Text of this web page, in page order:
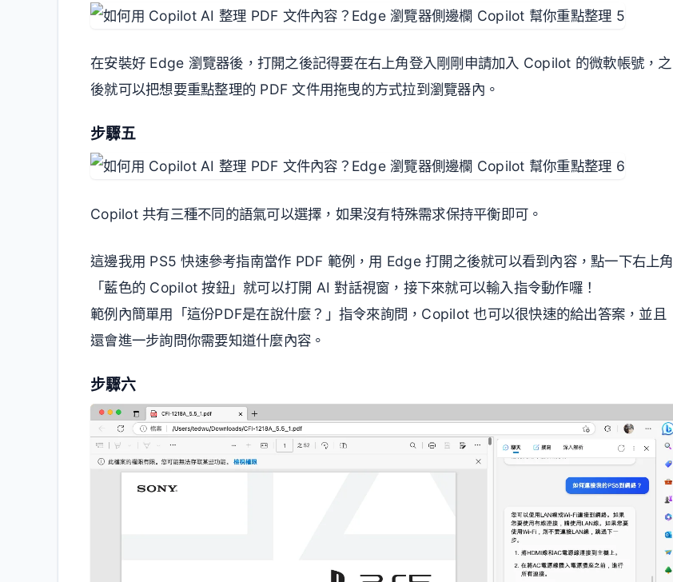
在安裝好 Edge 瀏覽器後，打開之後記得要在右上角登入剛剛申請加入 Copilot 的微軟帳號，之
後就可以把想要重點整理的 PDF 文件用拖曳的方式拉到瀏覽器內。
步驟五
Copilot 共有三種不同的語氣可以選擇，如果沒有特殊需求保持平衡即可。
這邊我用 PS5 快速參考指南當作 PDF 範例，用 Edge 打開之後就可以看到內容，點一下右上角
「藍色的 Copilot 按鈕」就可以打開 AI 對話視窗，接下來就可以輸入指令動作囉！
範例內簡單用「這份PDF是在說什麼？」指令來詢問，Copilot 也可以很快速的給出答案，並且
還會進一步詢問你需要知道什麼內容。
步驟六